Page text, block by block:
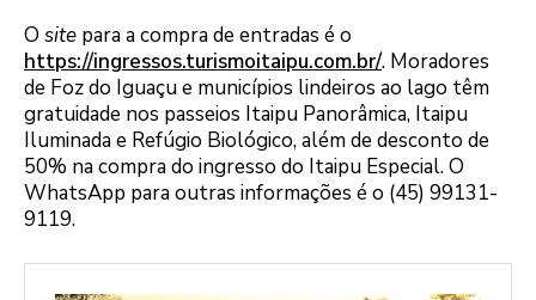
O site para a compra de entradas é o
https://ingressos.turismoitaipu.com.br/. Moradores
de Foz do Iguaçu e municípios lindeiros ao lago têm
gratuidade nos passeios Itaipu Panorâmica, Itaipu
Iluminada e Refúgio Biológico, além de desconto de
50% na compra do ingresso do Itaipu Especial. O
WhatsApp para outras informações é o (45) 99131-
9119.